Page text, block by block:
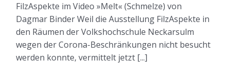
FilzAspekte im Video »Melt« (Schmelze) von
Dagmar Binder Weil die Ausstellung FilzAspekte in
den Räumen der Volkshochschule Neckarsulm
wegen der Corona-Beschränkungen nicht besucht
werden konnte, vermittelt jetzt [...]